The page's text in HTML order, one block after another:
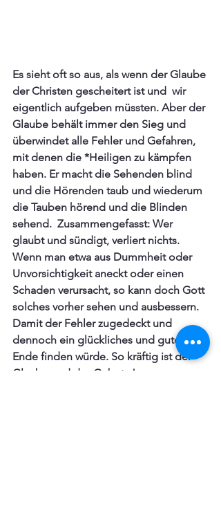
Es sieht oft so aus, als wenn der Glaube
der Christen gescheitert ist und  wir
eigentlich aufgeben müssten. Aber der
Glaube behält immer den Sieg und
überwindet alle Fehler und Gefahren,
mit denen die *Heiligen zu kämpfen
haben. Er macht die Sehenden blind
und die Hörenden taub und wiederum
die Tauben hörend und die Blinden
sehend.  Zusammengefasst: Wer
glaubt und sündigt, verliert nichts.
Wenn man etwa aus Dummheit oder
Unvorsichtigkeit aneckt oder einen
Schaden verursacht, so kann doch Gott
solches vorher sehen und ausbessern.
Damit der Fehler zugedeckt und
dennoch ein glückliches und gutes
Ende finden würde. So kräftig ist der
Glaube und das Gebet. Ja, wenn man